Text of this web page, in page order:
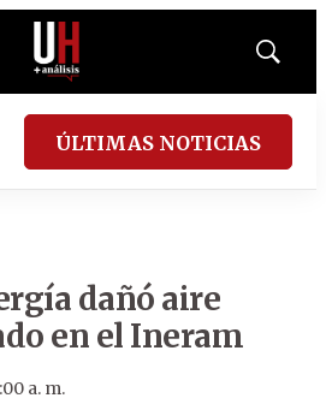
Mostrar
ÚLTIMAS NOTICIAS
dañó aire
en el Ineram
a. m.